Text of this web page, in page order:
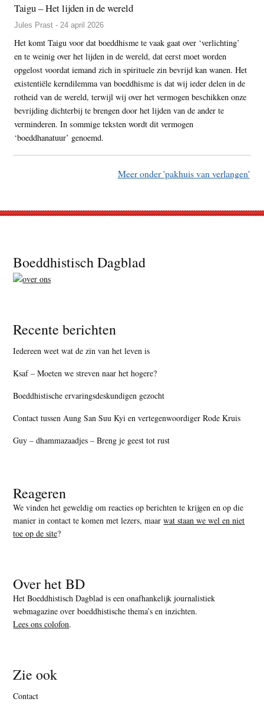
Taigu – Het lijden in de wereld
Jules Prast - 24 april 2026
Het komt Taigu voor dat boeddhisme te vaak gaat over ‘verlichting’
en te weinig over het lijden in de wereld, dat eerst moet worden
opgelost voordat iemand zich in spirituele zin bevrijd kan wanen. Het
existentiële kerndilemma van boeddhisme is dat wij ieder delen in de
rotheid van de wereld, terwijl wij over het vermogen beschikken onze
bevrijding dichterbij te brengen door het lijden van de ander te
verminderen. In sommige teksten wordt dit vermogen
‘boeddhanatuur’ genoemd.
Meer onder 'pakhuis van verlangen'
Footer
Boeddhistisch Dagblad
Recente berichten
Iedereen weet wat de zin van het leven is
Ksaf – Moeten we streven naar het hogere?
Boeddhistische ervaringsdeskundigen gezocht
Contact tussen Aung San Suu Kyi en vertegenwoordiger Rode Kruis
Guy – dhammazaadjes – Breng je geest tot rust
Reageren
We vinden het geweldig om reacties op berichten te krijgen en op die
manier in contact te komen met lezers, maarwat staan we wel en niet
toe op de site?
Over het BD
Het Boeddhistisch Dagblad is een onafhankelijk journalistiek
webmagazine over boeddhistische thema’s en inzichten.
Lees ons colofon.
Zie ook
Contact